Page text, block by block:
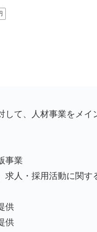
して、人材事業をメ
事業
求人・採用活動に関
供
供